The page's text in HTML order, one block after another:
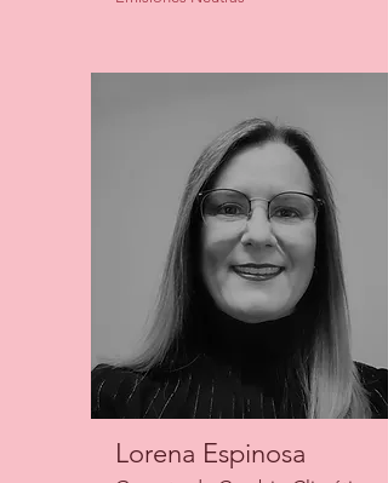
Lorena Espinosa